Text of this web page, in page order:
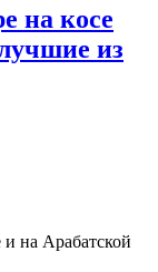
на косе
из
на Арабатской